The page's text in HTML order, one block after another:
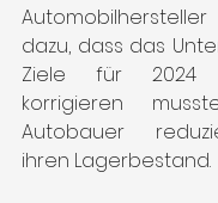
dazu, dass das
Ziele für 2024
korrigieren
Autobauer
ihren Lagerbestand.